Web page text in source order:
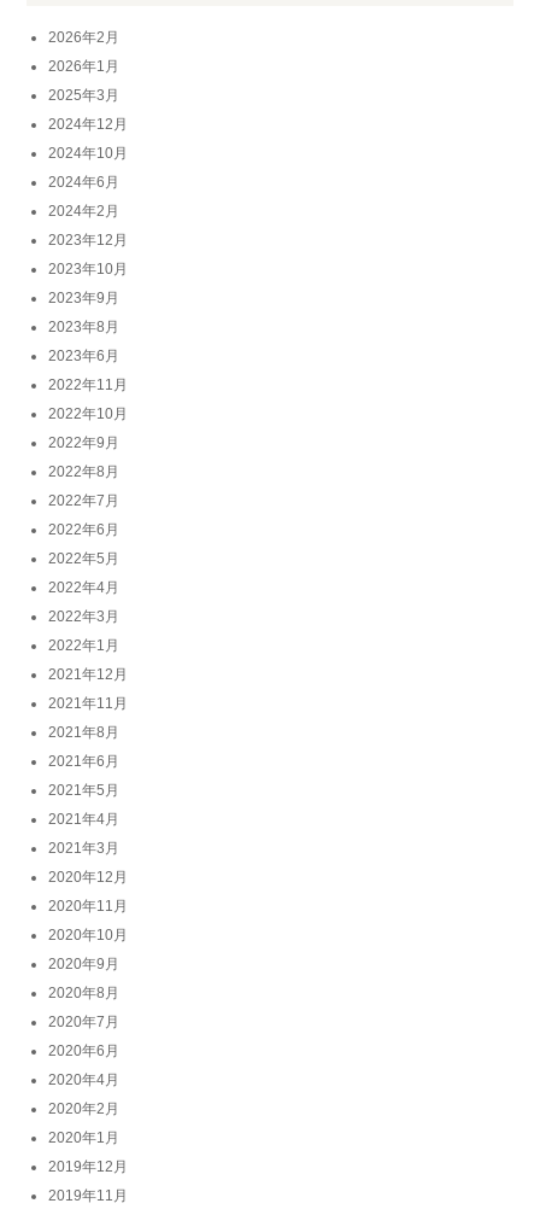
2026年2月
2026年1月
2025年3月
2024年12月
2024年10月
2024年6月
2024年2月
2023年12月
2023年10月
2023年9月
2023年8月
2023年6月
2022年11月
2022年10月
2022年9月
2022年8月
2022年7月
2022年6月
2022年5月
2022年4月
2022年3月
2022年1月
2021年12月
2021年11月
2021年8月
2021年6月
2021年5月
2021年4月
2021年3月
2020年12月
2020年11月
2020年10月
2020年9月
2020年8月
2020年7月
2020年6月
2020年4月
2020年2月
2020年1月
2019年12月
2019年11月